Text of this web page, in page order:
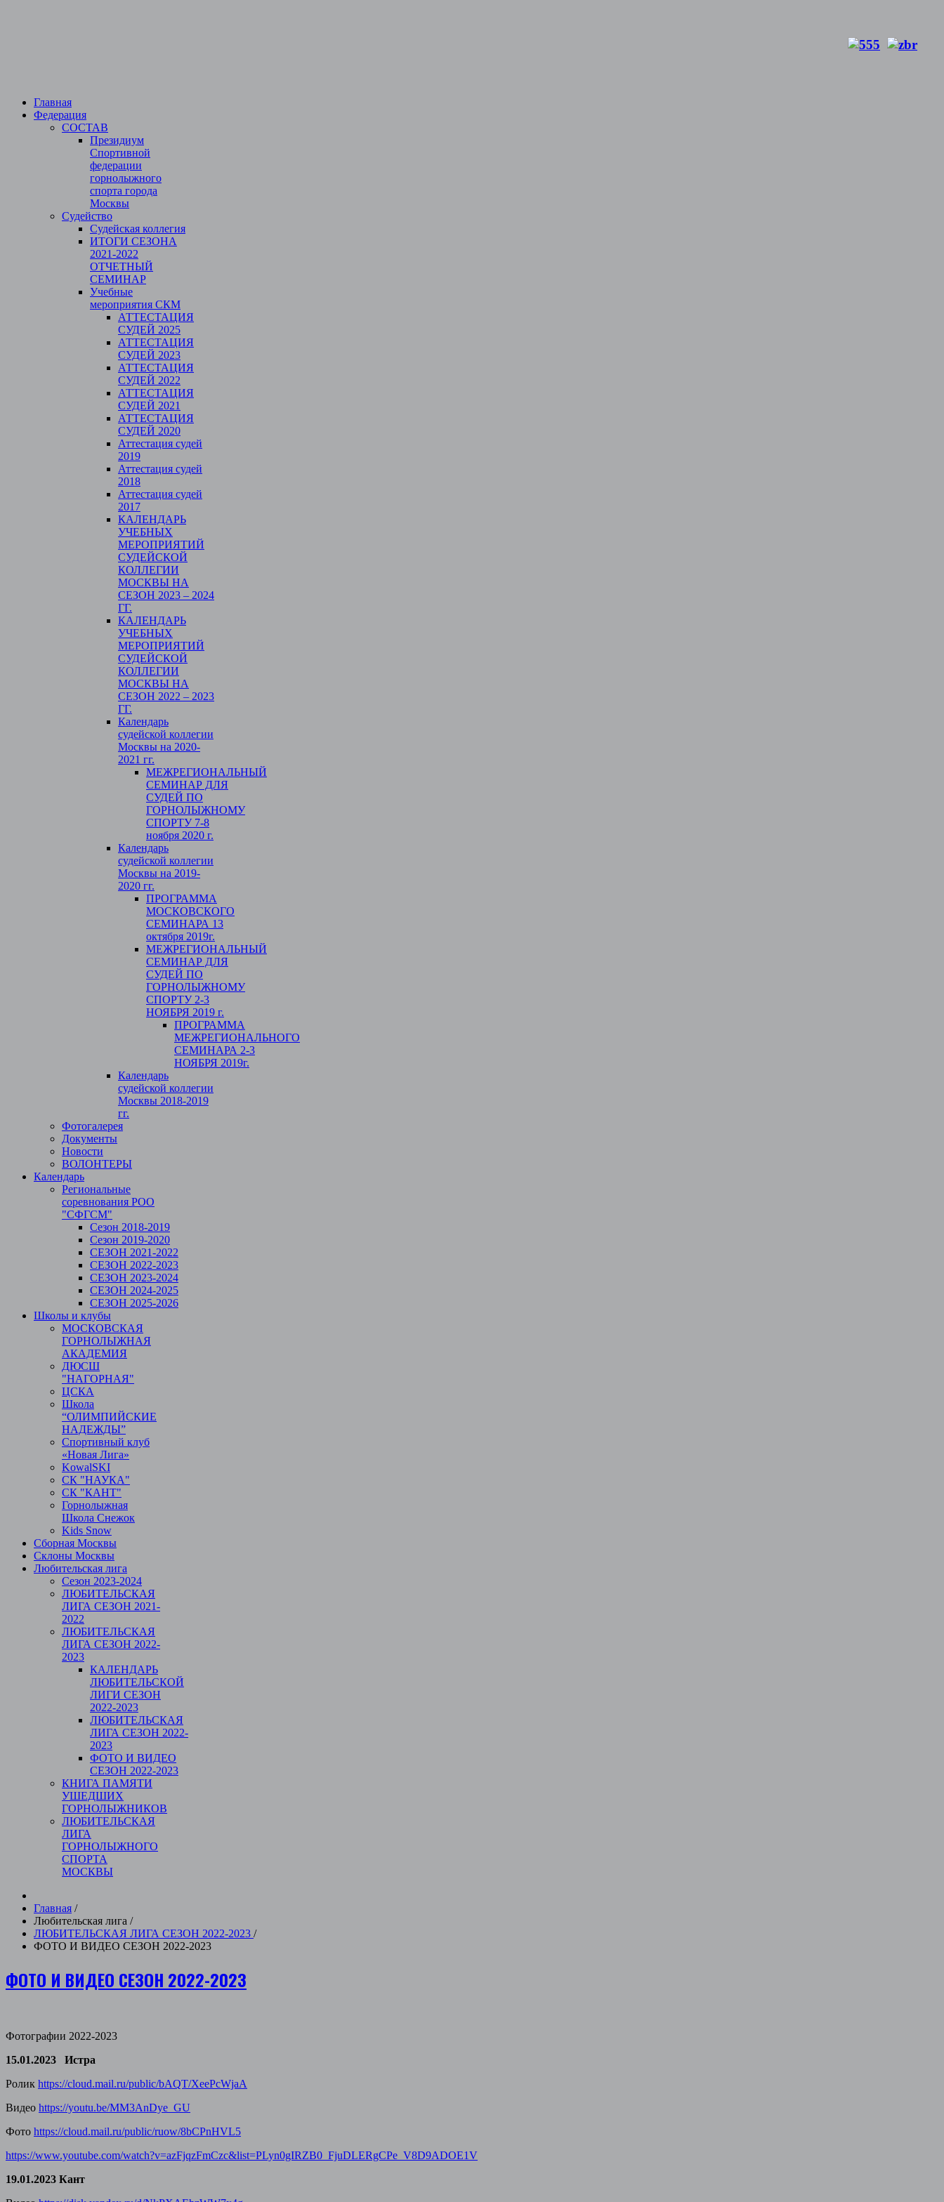
Главная
Федерация
СОСТАВ
Президиум
Спортивной
федерации
горнолыжного
спорта города
Москвы
Судейство
Cудейская коллегия
ИТОГИ СЕЗОНА
2021-2022
ОТЧЕТНЫЙ
СЕМИНАР
Учебные
мероприятия СКМ
АТТЕСТАЦИЯ
СУДЕЙ 2025
АТТЕСТАЦИЯ
СУДЕЙ 2023
АТТЕСТАЦИЯ
СУДЕЙ 2022
АТТЕСТАЦИЯ
СУДЕЙ 2021
АТТЕСТАЦИЯ
СУДЕЙ 2020
Аттестация судей
2019
Аттестация судей
2018
Аттестация судей
2017
КАЛЕНДАРЬ
УЧЕБНЫХ
МЕРОПРИЯТИЙ
СУДЕЙСКОЙ
КОЛЛЕГИИ
МОСКВЫ НА
СЕЗОН 2023 – 2024
ГГ.
КАЛЕНДАРЬ
УЧЕБНЫХ
МЕРОПРИЯТИЙ
СУДЕЙСКОЙ
КОЛЛЕГИИ
МОСКВЫ НА
СЕЗОН 2022 – 2023
ГГ.
Календарь
судейской коллегии
Москвы на 2020-
2021 гг.
МЕЖРЕГИОНАЛЬНЫЙ
СЕМИНАР ДЛЯ
СУДЕЙ ПО
ГОРНОЛЫЖНОМУ
СПОРТУ 7-8
ноября 2020 г.
Календарь
судейской коллегии
Москвы на 2019-
2020 гг.
ПРОГРАММА
МОСКОВСКОГО
СЕМИНАРА 13
октября 2019г.
МЕЖРЕГИОНАЛЬНЫЙ
СЕМИНАР ДЛЯ
СУДЕЙ ПО
ГОРНОЛЫЖНОМУ
СПОРТУ 2-3
НОЯБРЯ 2019 г.
ПРОГРАММА
МЕЖРЕГИОНАЛЬНОГО
СЕМИНАРА 2-3
НОЯБРЯ 2019г.
Календарь
судейской коллегии
Москвы 2018-2019
гг.
Фотогалерея
Документы
Новости
ВОЛОНТЕРЫ
Календарь
Региональные
соревнования РОО
"СФГСМ"
Сезон 2018-2019
Сезон 2019-2020
СЕЗОН 2021-2022
СЕЗОН 2022-2023
СЕЗОН 2023-2024
СЕЗОН 2024-2025
СЕЗОН 2025-2026
Школы и клубы
МОСКОВСКАЯ
ГОРНОЛЫЖНАЯ
АКАДЕМИЯ
ДЮСШ
"НАГОРНАЯ"
ЦСКА
Школа
“ОЛИМПИЙСКИЕ
НАДЕЖДЫ”
Спортивный клуб
«Новая Лига»
KowalSKI
СК "НАУКА"
СК "КАНТ"
Горнолыжная
Школа Снежок
Kids Snow
Сборная Москвы
Склоны Москвы
Любительская лига
Сезон 2023-2024
ЛЮБИТЕЛЬСКАЯ
ЛИГА СЕЗОН 2021-
2022
ЛЮБИТЕЛЬСКАЯ
ЛИГА СЕЗОН 2022-
2023
КАЛЕНДАРЬ
ЛЮБИТЕЛЬСКОЙ
ЛИГИ СЕЗОН
2022-2023
ЛЮБИТЕЛЬСКАЯ
ЛИГА СЕЗОН 2022-
2023
ФОТО И ВИДЕО
СЕЗОН 2022-2023
КНИГА ПАМЯТИ
УШЕДШИХ
ГОРНОЛЫЖНИКОВ
ЛЮБИТЕЛЬСКАЯ
ЛИГА
ГОРНОЛЫЖНОГО
СПОРТА
МОСКВЫ
Главная /
Любительская лига /
ЛЮБИТЕЛЬСКАЯ ЛИГА СЕЗОН 2022-2023 /
ФОТО И ВИДЕО СЕЗОН 2022-2023
ФОТО И ВИДЕО СЕЗОН 2022-2023
Фотографии 2022-2023
15.01.2023 Истра
Ролик https://cloud.mail.ru/public/bAQT/XeePcWjaA
Видео https://youtu.be/MM3AnDye_GU
Фото https://cloud.mail.ru/public/ruow/8bCPnHVL5
https://www.youtube.com/watch?v=azFjqzFmCzc&list=PLyn0gIRZB0_FjuDLERgCPe_V8D9ADOE1V
19.01.2023 Кант